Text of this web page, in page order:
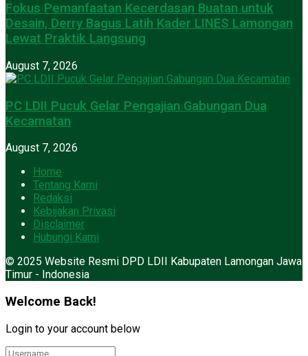
Fokus Pemanfaatan Kecerdasan Buatan untuk
Desain, Derry Bagus Latih Kader LINES Lamongan
Lewat Praktik Langsung
August 7, 2026
PC LDII Pucuk Gelar Pengajian Gabungan Dua
Kecamatan
August 7, 2026
Home
Tentang Kami
Redaksi
Kebijakan Privasi
Disclaimer
Hubungi Kami
© 2025 Website Resmi DPD LDII Kabupaten Lamongan Jawa
Timur - Indonesia
Welcome Back!
Login to your account below